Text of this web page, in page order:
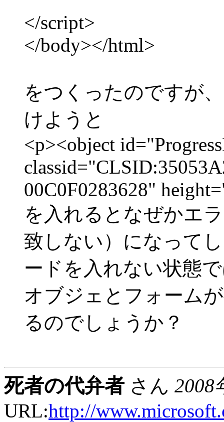
</script>
</body></html>
をつくったのですが
けようと
<p><object
00C0F0283628"
を入れるとなぜかエ
致しない）になって
ードを入れない状態
オブジェとフォーム
るのでしょうか？
死者の代弁者 さん 2008
URL:http://